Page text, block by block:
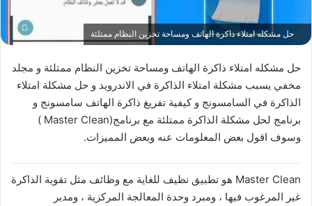
حل مشكله امتلاء ذاكرة الهاتف ومساحة تخزين النظام ممتلئة
حل مشكله امتلاء ذاكرة الهاتف ومساحة تخزين النظام ممتلئة و مجلد
مخفي يسبب مشكلة امتلاء الذاكرة في الاندرويد و حل مشكلة امتلاء
الذاكرة في السامسونج و كيفية تفريغ ذاكرة الهاتف سامسونج و
برنامج لحل مشكلة الذاكرة ممتلئة مع برنامج(Master Clean )
وسوف اقول بعض المعلومات عنه وبعض المميزات.
Master Clean هو تطبيق نظيف للغاية مع وظائف مثل تقوية الذاكرة
غير المرغوب فيها ، ومبرد وحدة المعالجة المركزية ، ومدير